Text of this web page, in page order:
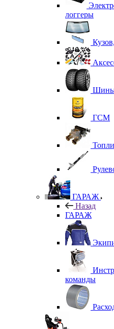
логгеры
Шины,
ГСМ
ГАРАЖ
Назад
ГАРАЖ
команды